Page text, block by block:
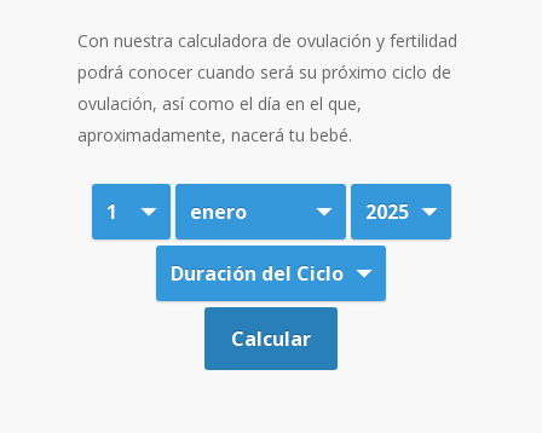
Con nuestra calculadora de ovulación y fertilidad
podrá conocer cuando será su próximo ciclo de
ovulación, así como el día en el que,
aproximadamente, nacerá tu bebé.